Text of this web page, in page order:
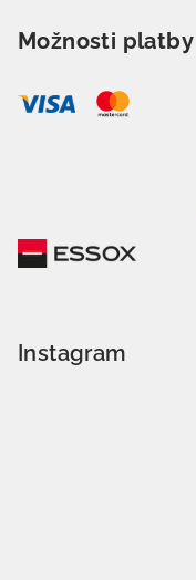
Možnosti platby
Instagram